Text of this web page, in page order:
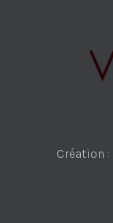
Création :